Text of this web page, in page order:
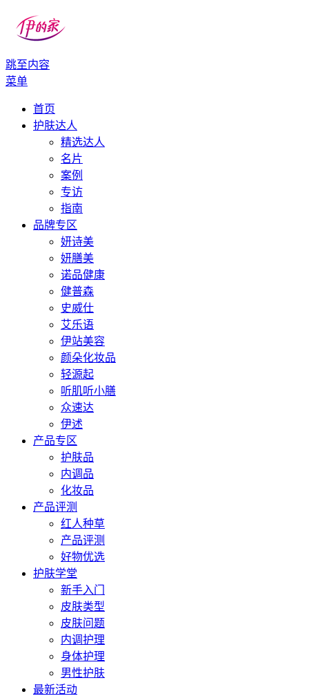
伊的家
伊的家护肤社区官网
跳至内容
菜单
首页
护肤达人
精选达人
名片
案例
专访
指南
品牌专区
妍诗美
妍膳美
诺品健康
健普森
史威仕
艾乐语
伊站美容
颜朵化妆品
轻源起
听肌听小膳
众速达
伊述
产品专区
护肤品
内调品
化妆品
产品评测
红人种草
产品评测
好物优选
护肤学堂
新手入门
皮肤类型
皮肤问题
内调护理
身体护理
男性护肤
最新活动